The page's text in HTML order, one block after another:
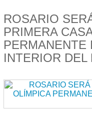
ROSARIO
PRIMERA
PERMANENTE
INTERIOR DEL